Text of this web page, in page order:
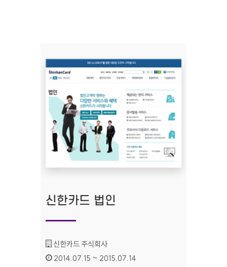
신한카드 법인
기관명 :
신한카드 주식회사
인증기간 :
2014.07.15 ~ 2015.07.14